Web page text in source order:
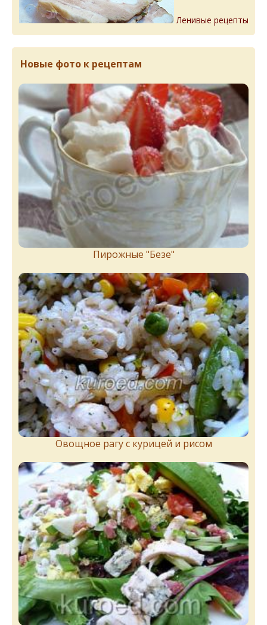
Ленивые рецепты
Новые фото к рецептам
Пирожныe "Бeзe"
Овощное рагу с курицей и рисом